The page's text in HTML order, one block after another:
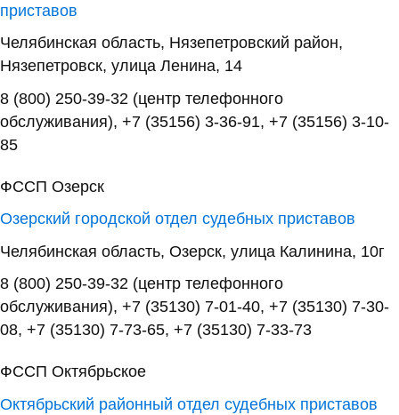
приставов
Челябинская область, Нязепетровский район,
Нязепетровск, улица Ленина, 14
8 (800) 250-39-32 (центр телефонного
обслуживания), +7 (35156) 3-36-91, +7 (35156) 3-10-
85
ФССП Озерск
Озерский городской отдел судебных приставов
Челябинская область, Озерск, улица Калинина, 10г
8 (800) 250-39-32 (центр телефонного
обслуживания), +7 (35130) 7-01-40, +7 (35130) 7-30-
08, +7 (35130) 7-73-65, +7 (35130) 7-33-73
ФССП Октябрьское
Октябрьский районный отдел судебных приставов